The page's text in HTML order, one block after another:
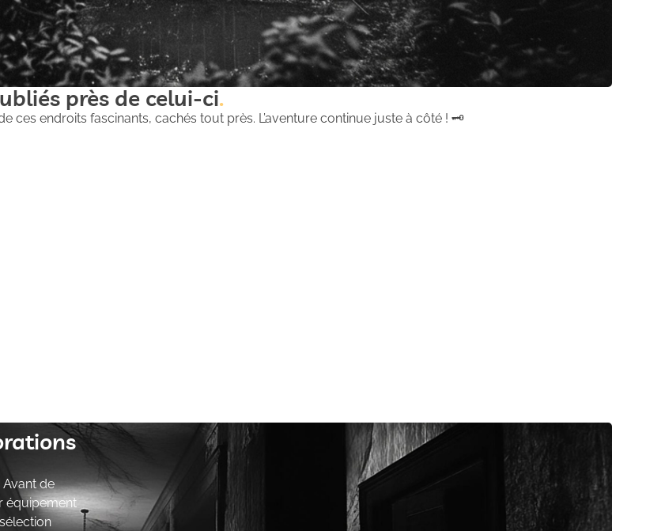
près de celui-ci
ces endroits fascinants, cachés tout près. L’aventure continue juste à côté ! 🗝️
de
équipement